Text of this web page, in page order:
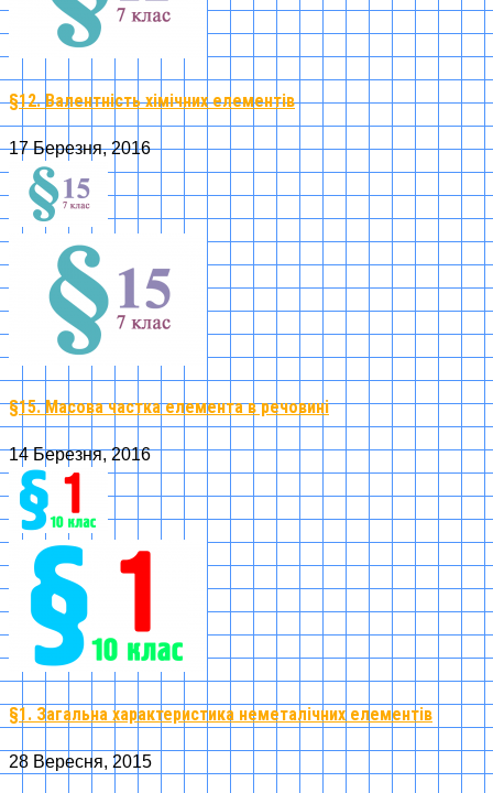
§12. Валентність хімічних елементів
17 Березня, 2016
§15. Масова частка елемента в речовині
14 Березня, 2016
§1. Загальна характеристика неметалічних елементів
28 Вересня, 2015